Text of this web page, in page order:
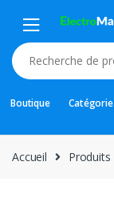
navigation
content
Recherche
pour :
Boutique Catégorie
Accueil Produits